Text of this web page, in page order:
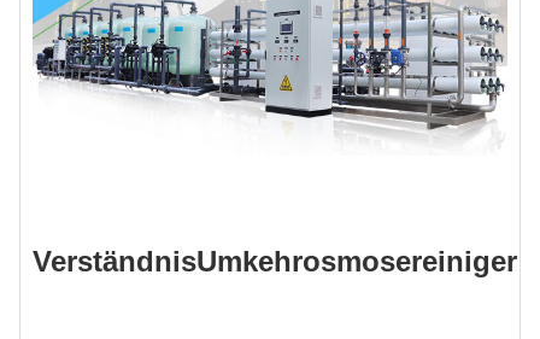
VerständnisUmkehrosmosereiniger